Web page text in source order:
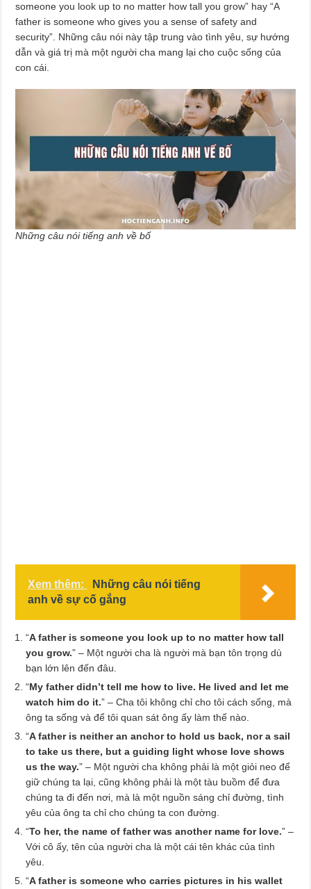
someone you look up to no matter how tall you grow” hay “A
father is someone who gives you a sense of safety and
security”. Những câu nói này tập trung vào tình yêu, sự hướng
dẫn và giá trị mà một người cha mang lại cho cuộc sống của
con cái.
Những câu nói tiếng anh về bố
Xem thêm:
Những câu nói tiếng
anh về sự cố gắng
“A father is someone you look up to no matter how tall
you grow.” – Một người cha là người mà bạn tôn trọng dù
bạn lớn lên đến đâu.
“My father didn’t tell me how to live. He lived and let me
watch him do it.” – Cha tôi không chỉ cho tôi cách sống, mà
ông ta sống và để tôi quan sát ông ấy làm thế nào.
“A father is neither an anchor to hold us back, nor a sail
to take us there, but a guiding light whose love shows
us the way.” – Một người cha không phải là một giỏi neo để
giữ chúng ta lại, cũng không phải là một tàu buồm để đưa
chúng ta đi đến nơi, mà là một nguồn sáng chỉ đường, tình
yêu của ông ta chỉ cho chúng ta con đường.
“To her, the name of father was another name for love.” –
Với cô ấy, tên của người cha là một cái tên khác của tình
yêu.
“A father is someone who carries pictures in his wallet